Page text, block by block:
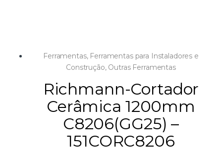
Ferramentas, Ferramentas para Instaladores e
Construção, Outras Ferramentas
Richmann-Cortador
Cerâmica 1200mm
C8206(GG25) –
151CORC8206